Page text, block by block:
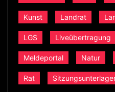
Kunst Landrat
LGS Liveübertragung
Meldeportal Natur
Rat